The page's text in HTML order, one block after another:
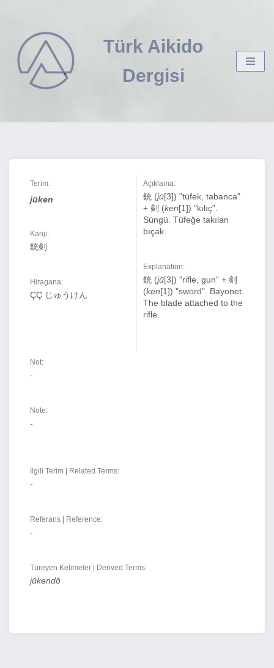
İçeriğe
geç
Türk Aikido
Dergisi
Terim:
jūken
Kanji:
銃剣
Hiragana:
ÇÇ じゅうけん
Açıklama:
銃 (jū[3]) "tüfek, tabanca"
+ 剣 (ken[1]) "kılıç".
Süngü. Tüfeğe takılan
bıçak.
Explanation:
銃 (jū[3]) "rifle, gun" + 剣
(ken[1]) "sword". Bayonet.
The blade attached to the
rifle.
Not:
-
Note:
-
İlgili Terim | Related Terms:
-
Referans | Reference:
-
Türeyen Kelimeler | Derived Terms:
jūkendō